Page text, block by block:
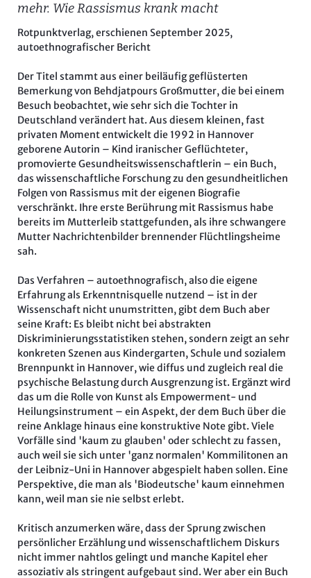
mehr. Wie Rassismus krank macht
Rotpunktverlag, erschienen September 2025,
autoethnografischer Bericht
Der Titel stammt aus einer beiläufig geflüsterten
Bemerkung von Behdjatpours Großmutter, die bei einem
Besuch beobachtet, wie sehr sich die Tochter in
Deutschland verändert hat. Aus diesem kleinen, fast
privaten Moment entwickelt die 1992 in Hannover
geborene Autorin – Kind iranischer Geflüchteter,
promovierte Gesundheitswissenschaftlerin – ein Buch,
das wissenschaftliche Forschung zu den gesundheitlichen
Folgen von Rassismus mit der eigenen Biografie
verschränkt. Ihre erste Berührung mit Rassismus habe
bereits im Mutterleib stattgefunden, als ihre schwangere
Mutter Nachrichtenbilder brennender Flüchtlingsheime
sah.
Das Verfahren – autoethnografisch, also die eigene
Erfahrung als Erkenntnisquelle nutzend – ist in der
Wissenschaft nicht unumstritten, gibt dem Buch aber
seine Kraft: Es bleibt nicht bei abstrakten
Diskriminierungsstatistiken stehen, sondern zeigt an sehr
konkreten Szenen aus Kindergarten, Schule und sozialem
Brennpunkt in Hannover, wie diffus und zugleich real die
psychische Belastung durch Ausgrenzung ist. Ergänzt wird
das um die Rolle von Kunst als Empowerment- und
Heilungsinstrument – ein Aspekt, der dem Buch über die
reine Anklage hinaus eine konstruktive Note gibt. Viele
Vorfälle sind 'kaum zu glauben' oder schlecht zu fassen,
auch weil sie sich unter 'ganz normalen' Kommilitonen an
der Leibniz-Uni in Hannover abgespielt haben sollen. Eine
Perspektive, die man als 'Biodeutsche' kaum einnehmen
kann, weil man sie nie selbst erlebt.
Kritisch anzumerken wäre, dass der Sprung zwischen
persönlicher Erzählung und wissenschaftlichem Diskurs
nicht immer nahtlos gelingt und manche Kapitel eher
assoziativ als stringent aufgebaut sind. Wer aber ein Buch